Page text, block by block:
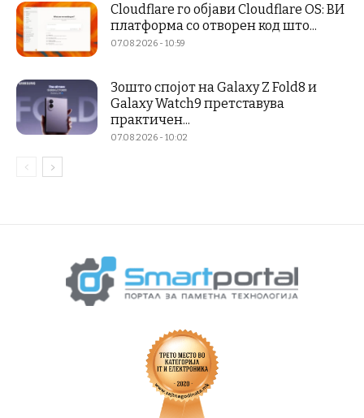
Cloudflare го објави Cloudflare OS: ВИ
платформа со отворен код што...
07.08.2026 - 10:59
Зошто спојот на Galaxy Z Fold8 и
Galaxy Watch9 претставува
практичен...
07.08.2026 - 10:02